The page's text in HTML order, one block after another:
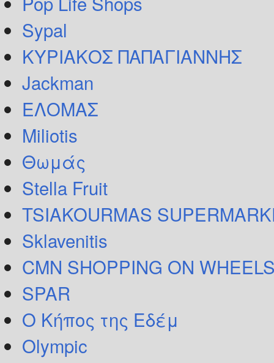
Sypal
ΚΥΡΙΑΚΟΣ ΠΑΠΑΓΙΑΝΝΗΣ
Jackman
ΕΛΟΜΑΣ
Miliotis
Θωμάς
Stella Fruit
TSIAKOURMAS
Sklavenitis
CMN SHOPPING ON
SPAR
Ο Κήπος της Εδέμ
Olympic